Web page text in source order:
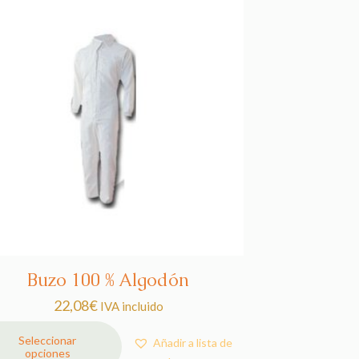
Buzo 100 % Algodón
22,08€ IVA incluido
Seleccionar
opciones
Añadir a lista de